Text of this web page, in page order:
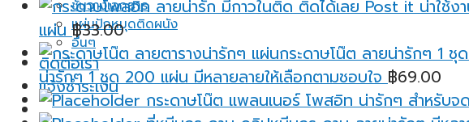
ชั้นวางเอกสาร
แผ่นปักหมุดติดผนัง
อื่นๆ
ติดต่อเรา
แจ้งชำระเงิน
แผ่น ฿33.00
น่ารักๆ 1 ชุด 200 แผ่น มีหลายลายให้เลือกตามชอบใจ ฿69.00
กระดาษโน๊ต แพลนเนอร์ โพสอิท น่ารักๆ สำหรับ